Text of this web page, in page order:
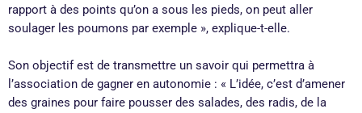
rapport à des points qu’on a sous les pieds, on peut aller
soulager les poumons par exemple », explique-t-elle.
Son objectif est de transmettre un savoir qui permettra à
l’association de gagner en autonomie : « L’idée, c’est d’amener
des graines pour faire pousser des salades, des radis, de la